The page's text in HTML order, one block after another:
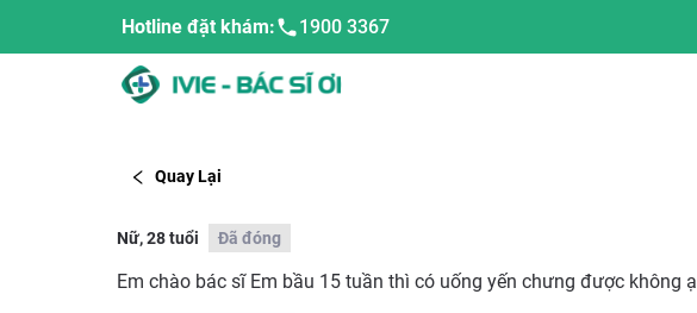
Hotline đặt khám: 1900 3367
Quay Lại
Nữ, 28 tuổi Đã đóng
Em chào bác sĩ Em bầu 15 tuần thì có uống yến chưng được không ạ